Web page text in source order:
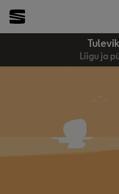
Liigu ja